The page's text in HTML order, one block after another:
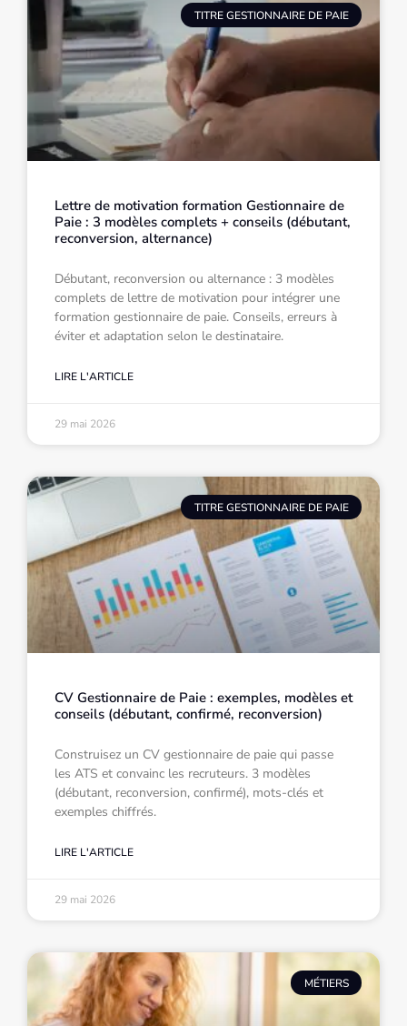
TITRE GESTIONNAIRE DE PAIE
Lettre de motivation formation Gestionnaire de
Paie : 3 modèles complets + conseils (débutant,
reconversion, alternance)
Débutant, reconversion ou alternance : 3 modèles
complets de lettre de motivation pour intégrer une
formation gestionnaire de paie. Conseils, erreurs à
éviter et adaptation selon le destinataire.
LIRE L'ARTICLE
29 mai 2026
TITRE GESTIONNAIRE DE PAIE
CV Gestionnaire de Paie : exemples, modèles et
conseils (débutant, confirmé, reconversion)
Construisez un CV gestionnaire de paie qui passe
les ATS et convainc les recruteurs. 3 modèles
(débutant, reconversion, confirmé), mots-clés et
exemples chiffrés.
LIRE L'ARTICLE
29 mai 2026
MÉTIERS